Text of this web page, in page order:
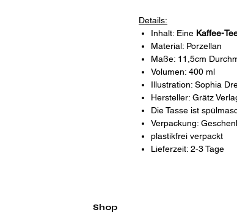
Details:
Inhalt: Eine Kaffee-
Material: Porzellan
Maße: 11,5cm
Volumen: 400 ml
Illustration: Sophia
Hersteller: Grätz
Die Tasse ist
Verpackung:
plastikfrei verpackt
Lieferzeit: 2-3 Tage
Shop